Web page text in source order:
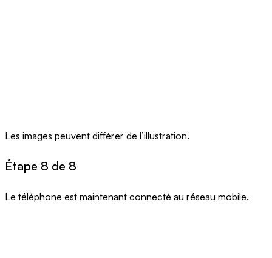
Les images peuvent différer de l’illustration.
Étape 8 de 8
Le téléphone est maintenant connecté au réseau mobile.